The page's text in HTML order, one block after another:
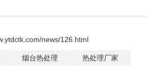
news/126.html
烟台热处理
热处理厂家